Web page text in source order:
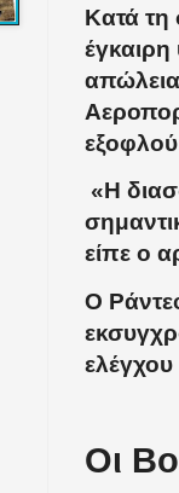
Κατά τη
«Η
είπε ο
Ο
ελέγχου
Οι